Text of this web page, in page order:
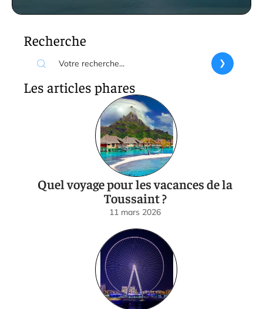
Recherche
Les articles phares
Quel voyage pour les vacances de la
Toussaint ?
11 mars 2026